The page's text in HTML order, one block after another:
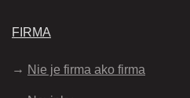
FIRMA
Nie je firma ako firma